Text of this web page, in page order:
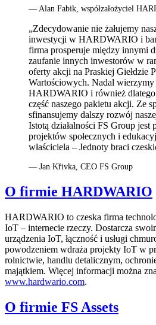
— Alan Fabik, współzałożyciel
„Zdecydowanie nie żałujemy
inwestycji w HARDWARIO i
firma prosperuje między innymi
zaufanie innych inwestorów w
oferty akcji na Praskiej Giełdzie
Wartościowych. Nadal wierzymy
HARDWARIO i również
część naszego pakietu akcji. Ze
sfinansujemy dalszy rozwój
Istotą działalności FS Group jest
projektów społecznych i
właściciela – Jednoty braci
— Jan Křivka, CEO FS Group
O firmie HARDWARIO
HARDWARIO to czeska firma
IoT – internecie rzeczy. Dostarcza
urządzenia IoT, łączność i usługi
powodzeniem wdraża projekty IoT w
rolnictwie, handlu detalicznym,
majątkiem. Więcej informacji można
www.hardwario.com.
O firmie FS Assets